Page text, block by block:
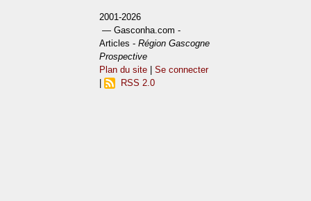
2001-2026
— Gasconha.com -
Articles -Région Gascogne
Prospective
Plan du site |Se connecter
RSS 2.0